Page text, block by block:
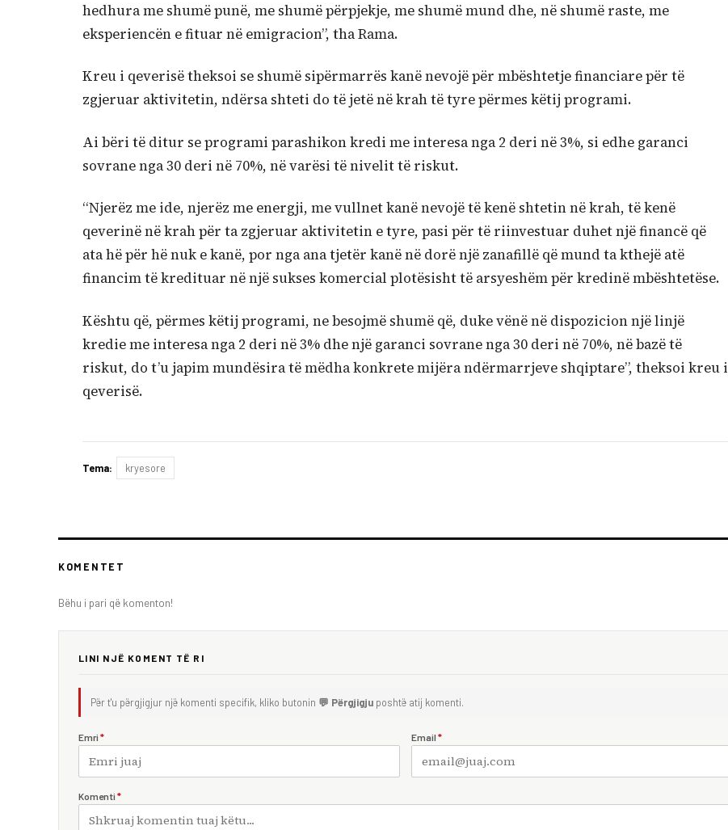
hedhura me shumë punë, me shumë përpjekje, me shumë mund dhe, në shumë raste, me
eksperiencën e fituar në emigracion”, tha Rama.
Kreu i qeverisë theksoi se shumë sipërmarrës kanë nevojë për mbështetje financiare për të
zgjeruar aktivitetin, ndërsa shteti do të jetë në krah të tyre përmes këtij programi.
Ai bëri të ditur se programi parashikon kredi me interesa nga 2 deri në 3%, si edhe garanci
sovrane nga 30 deri në 70%, në varësi të nivelit të riskut.
“Njerëz me ide, njerëz me energji, me vullnet kanë nevojë të kenë shtetin në krah, të kenë
qeverinë në krah për ta zgjeruar aktivitetin e tyre, pasi për të riinvestuar duhet një financë që
ata hë për hë nuk e kanë, por nga ana tjetër kanë në dorë një zanafillë që mund ta kthejë atë
financim të kredituar në një sukses komercial plotësisht të arsyeshëm për kredinë mbështetëse.
Kështu që, përmes këtij programi, ne besojmë shumë që, duke vënë në dispozicion një linjë
kredie me interesa nga 2 deri në 3% dhe një garanci sovrane nga 30 deri në 70%, në bazë të
riskut, do t’u japim mundësira të mëdha konkrete mijëra ndërmarrjeve shqiptare”, theksoi kreu i
qeverisë.
Tema: kryesore
KOMENTET
Bëhu i pari që komenton!
LINI NJË KOMENT TË RI
Për t'u përgjigjur një komenti specifik, kliko butonin 💬 Përgjigju poshtë atij komenti.
Emri * Email *
Komenti *